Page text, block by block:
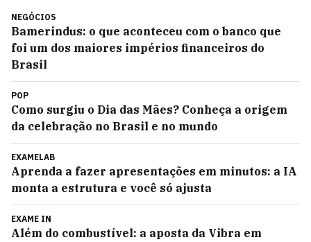
NEGÓCIOS
Bamerindus: o que aconteceu com o banco que
foi um dos maiores impérios financeiros do
Brasil
POP
Como surgiu o Dia das Mães? Conheça a origem
da celebração no Brasil e no mundo
EXAMELAB
Aprenda a fazer apresentações em minutos: a IA
monta a estrutura e você só ajusta
EXAME IN
Além do combustível: a aposta da Vibra em